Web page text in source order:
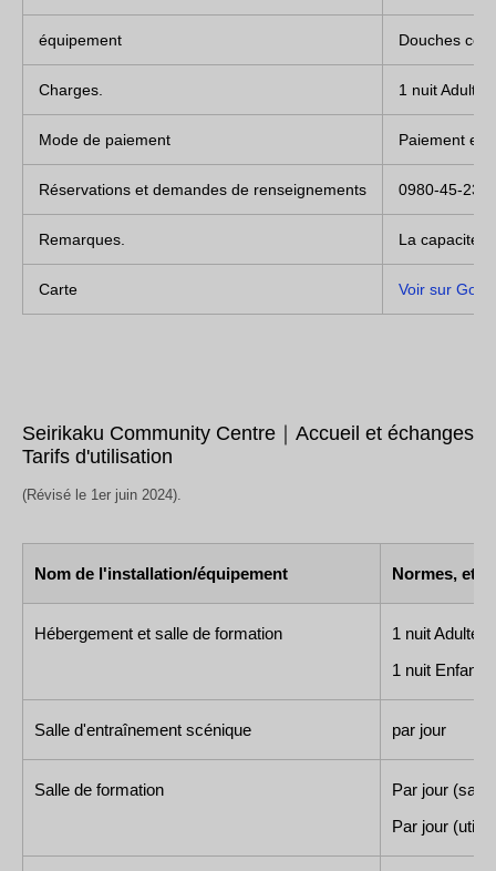
équipement Douches
Charges. 1 nuit Adulte
Mode de paiement Paiement en
Réservations et demandes de renseignements 0980-45-
Remarques. La capacité
Carte Voir sur
Seirikaku Community Centre｜Accueil et échanges
Tarifs d'utilisation
(Révisé le 1er juin 2024).
Nom de l'installation/équipement Normes, etc.
Hébergement et salle de formation
1 nuit Adulte
1 nuit Enfant
Salle d'entraînement scénique par jour
Salle de formation
Par jour
Par jour